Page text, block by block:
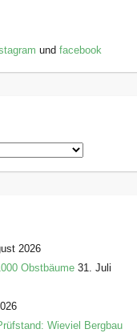
und facebook
2026
Obstbäume 31. Juli
Wieviel Bergbau